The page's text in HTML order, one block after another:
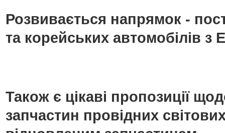
Розвивається напрямок -
та корейських автомобілів з
Також є цікаві пропозиції
запчастин провідних